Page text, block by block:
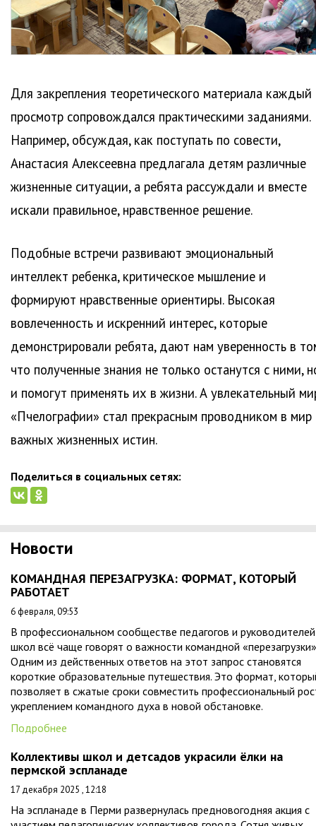
Для закрепления теоретического материала каждый
просмотр сопровождался практическими заданиями.
Например, обсуждая, как поступать по совести,
Анастасия Алексеевна предлагала детям различные
жизненные ситуации, а ребята рассуждали и вместе
искали правильное, нравственное решение.
Подобные встречи развивают эмоциональный
интеллект ребенка, критическое мышление и
формируют нравственные ориентиры. Высокая
вовлеченность и искренний интерес, которые
демонстрировали ребята, дают нам уверенность в
что полученные знания не только останутся с ними,
и помогут применять их в жизни. А увлекательный
«Пчелографии» стал прекрасным проводником в мир
важных жизненных истин.
Поделиться в социальных сетях:
Новости
КОМАНДНАЯ ПЕРЕЗАГРУЗКА: ФОРМАТ, КОТОРЫЙ
РАБОТАЕТ
6 февраля, 09:53
В профессиональном сообществе педагогов и руководителей
школ всё чаще говорят о важности командной
Одним из действенных ответов на этот запрос становятся
короткие образовательные путешествия. Это формат,
позволяет в сжатые сроки совместить профессиональный
укреплением командного духа в новой обстановке.
Подробнее
Коллективы школ и детсадов украсили ёлки на
пермской эспланаде
17 декабря 2025 , 12:18
На эспланаде в Перми развернулась предновогодняя акция с